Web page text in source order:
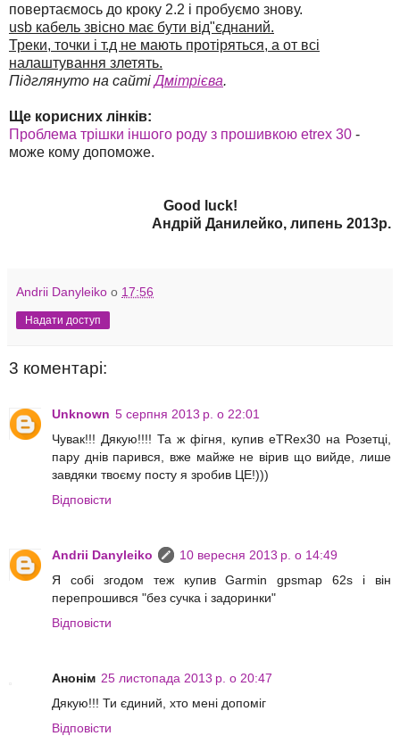
повертаємось до кроку 2.2 і пробуємо знову.
usb кабель звісно має бути від"єднаний.
Треки, точки і т.д не мають протіряться, а от всі
налаштування злетять.
Підглянуто на сайтіДмітрієва.
Ще корисних лінків:
Проблема трішки іншого роду з прошивкою etrex 30 -
може кому допоможе.
Good luck!
Андрій Данилейко, липень 2013р.
Andrii Danyleiko о 17:56
Надати доступ
3 коментарі:
Unknown 5 серпня 2013 р. о 22:01
Чувак!!! Дякую!!!! Та ж фігня, купив eTRex30 на Розетці,
пару днів парився, вже майже не вірив що вийде, лише
завдяки твоєму посту я зробив ЦЕ!)))
Відповісти
Andrii Danyleiko
10 вересня 2013 р. о 14:49
Я собі згодом теж купив Garmin gpsmap 62s і він
перепрошився "без сучка і задоринки"
Відповісти
Анонім 25 листопада 2013 р. о 20:47
Дякую!!! Ти єдиний, хто мені допоміг
Відповісти